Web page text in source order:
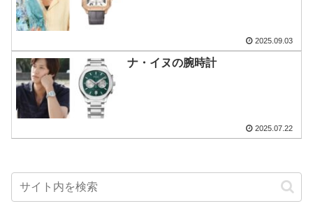
2025.09.03
ナ・イヌの腕時計
2025.07.22